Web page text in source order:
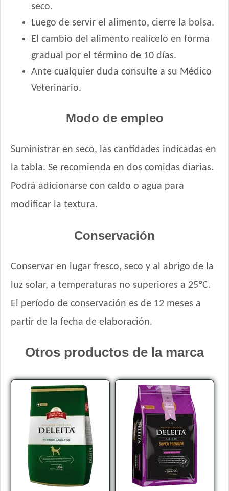
Royal Canin Perro Raza Labrador Retriever Puppy
Royal Canin Perro Raza Ovejero Alemán Puppy
Royal Canin Perro Raza Pug Puppy
Royal Canin Perro Raza Yorkshire Terrier Puppy
Sabrositos Cachorros Mix
Sieger Perro Cachorro Mini & Small
Tiernitos Selection Cachorros
Top Nutrition Perro Cachorro Raza Grande
Top Nutrition Perro Cachorro Raza Mediana
Total Balance Ultra Pro Cachorros
Vagoneta Perro Cachorro
Vitalcan Balanced Perro Cachorro Raza Grande
Vitalcan Balanced Perro Cachorro Raza Mediana
Vitalcan Balanced Perro Cachorro Raza Pequeña
Vitalcan Premium Perro Cachorro
seco.
Luego de servir el alimento, cierre la bolsa.
El cambio del alimento realícelo en forma
gradual por el término de 10 días.
Ante cualquier duda consulte a su Médico
Veterinario.
Modo de empleo
Suministrar en seco, las cantidades indicadas en
la tabla. Se recomienda en dos comidas diarias.
Podrá adicionarse con caldo o agua para
modificar la textura.
Conservación
Conservar en lugar fresco, seco y al abrigo de la
luz solar, a temperaturas no superiores a 25ºC.
El período de conservación es de 12 meses a
partir de la fecha de elaboración.
Otros productos de la marca